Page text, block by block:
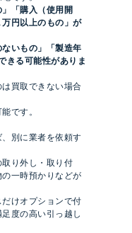
「購入（使用開
円以上のもの」が
いもの」「製造年
きる可能性がありま
買取できない場合
です。
別に業者を依頼す
り外し・取り付
一時預かりなどが
けオプションで付
度の高い引っ越し